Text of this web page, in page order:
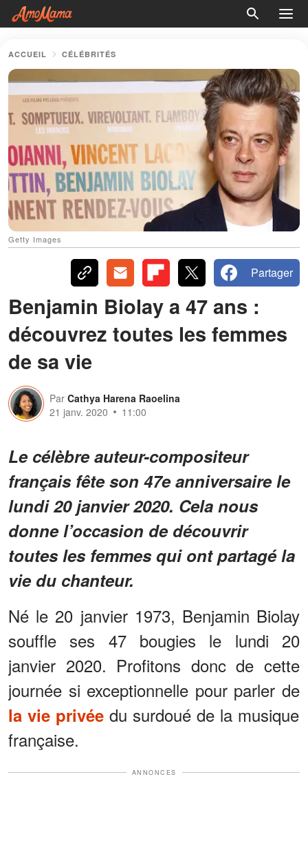
ACCUEIL CÉLÉBRITÉS
Getty Images
Partager
Benjamin Biolay a 47 ans :
découvrez toutes les femmes
de sa vie
Par Cathya Harena Raoelina
21 janv. 2020
11:00
Le célèbre auteur-compositeur
français fête son 47e anniversaire le
lundi 20 janvier 2020. Cela nous
donne l’occasion de découvrir
toutes les femmes qui ont partagé la
vie du chanteur.
Né le 20 janvier 1973, Benjamin Biolay
souffle ses 47 bougies le lundi 20
janvier 2020. Profitons donc de cette
journée si exceptionnelle pour parler de
la vie privée du surdoué de la musique
française.
ANNONCES